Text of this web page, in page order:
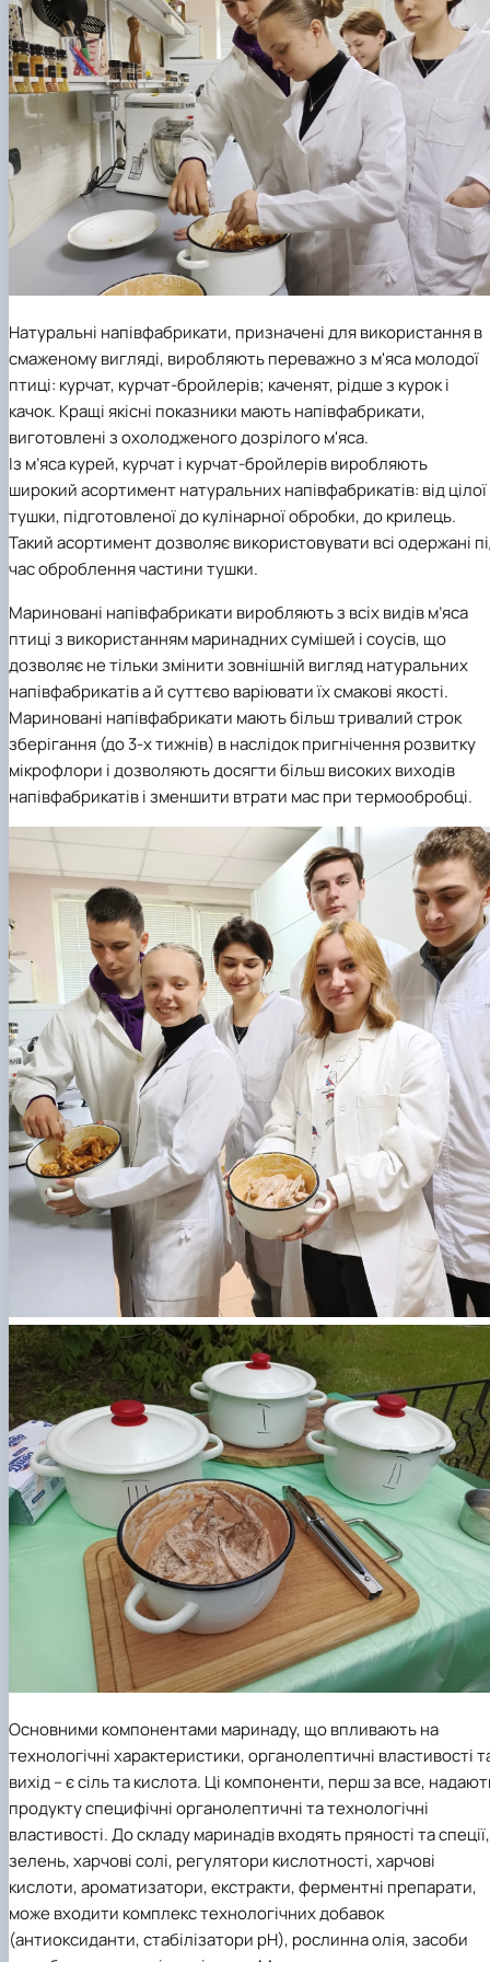
Натуральні напівфабрикати, призначені для використання в
смаженому вигляді, виробляють переважно з м'яса молодої
птиці: курчат, курчат-бройлерів; каченят, рідше з курок і
качок. Кращі якісні показники мають напівфабрикати,
виготовлені з охолодженого дозрілого м'яса.
Із м’яса курей, курчат і курчат-бройлерів виробляють
широкий асортимент натуральних напівфабрикатів: від цілої
тушки, підготовленої до кулінарної обробки, до крилець.
Такий асортимент дозволяє використовувати всі одержані
час оброблення частини тушки.
Мариновані напівфабрикати виробляють з всіх видів м’яса
птиці з використанням маринадних сумішей і соусів, що
дозволяє не тільки змінити зовнішній вигляд натуральних
напівфабрикатів а й суттєво варіювати їх смакові якості.
Мариновані напівфабрикати мають більш тривалий строк
зберігання (до 3-х тижнів) в наслідок пригнічення розвитку
мікрофлори і дозволяють досягти більш високих виходів
напівфабрикатів і зменшити втрати мас при термообробці.
Основними компонентами маринаду, що впливають на
технологічні характеристики, органолептичні властивості
вихід – є сіль та кислота. Ці компоненти, перш за все,
продукту специфічні органолептичні та технологічні
властивості. До складу маринадів входять пряності та спеції,
зелень, харчові солі, регулятори кислотності, харчові
кислоти, ароматизатори, екстракти, ферментні препарати,
може входити комплекс технологічних добавок
(антиоксиданти, стабілізатори рН), рослинна олія, засоби